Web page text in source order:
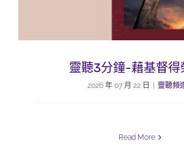
靈聽3分鐘-藉基督得
2026 年 07 月 22 日 靈聽頻
Read More